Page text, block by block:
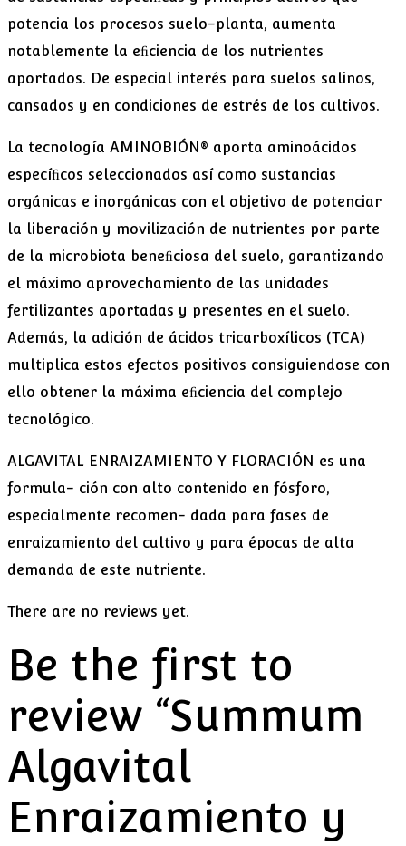
potencia los procesos suelo-planta, aumenta
notablemente la eﬁciencia de los nutrientes
aportados. De especial interés para suelos salinos,
cansados y en condiciones de estrés de los cultivos.
La tecnología AMINOBIÓN® aporta aminoácidos
especíﬁcos seleccionados así como sustancias
orgánicas e inorgánicas con el objetivo de potenciar
la liberación y movilización de nutrientes por parte
de la microbiota beneﬁciosa del suelo, garantizando
el máximo aprovechamiento de las unidades
fertilizantes aportadas y presentes en el suelo.
Además, la adición de ácidos tricarboxílicos (TCA)
multiplica estos efectos positivos consiguiendose con
ello obtener la máxima eﬁciencia del complejo
tecnológico.
ALGAVITAL ENRAIZAMIENTO Y FLORACIÓN es una
formula- ción con alto contenido en fósforo,
especialmente recomen- dada para fases de
enraizamiento del cultivo y para épocas de alta
demanda de este nutriente.
There are no reviews yet.
Be the first to
review “Summum
Algavital
Enraizamiento y